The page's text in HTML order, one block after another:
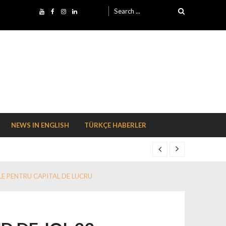
Search for:
NEWS IN ENGLISH TÜRKÇE HABERLER
PENTRU CAPITAL DE LUCRU